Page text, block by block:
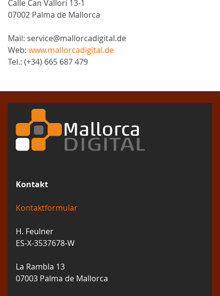
Calle Can Vallori 13-1
07002 Palma de Mallorca
Mail: service@mallorcadigital.de
Web: www.mallorcadigital.de
Tel.: (+34) 665 687 479
Kontakt
Kontaktformular
H. Feulner
ES-X-3537678-W
La Rambla 13
07003 Palma de Mallorca